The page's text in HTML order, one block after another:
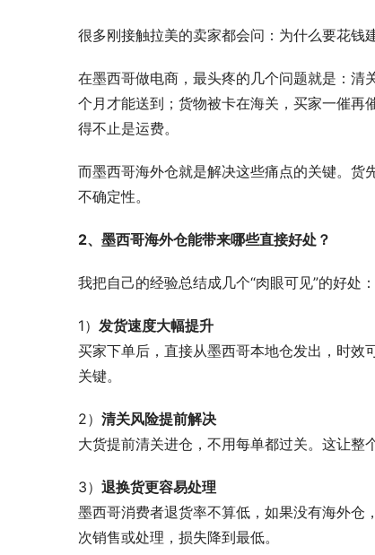
很多刚接触拉美的卖家都会问：为什么要花钱
在墨西哥做电商，最头疼的几个问题就是：清
个月才能送到；货物被卡在海关，买家一催再
得不止是运费。
而墨西哥海外仓就是解决这些痛点的关键。货
不确定性。
2、墨西哥海外仓能带来哪些直接好处？
我把自己的经验总结成几个“肉眼可见”的好处：
1） 发货速度大幅提升
买家下单后，直接从墨西哥本地仓发出，时
关键。
2） 清关风险提前解决
大货提前清关进仓，不用每单都过关。这让整
3） 退换货更容易处理
墨西哥消费者退货率不算低，如果没有海外仓
次销售或处理，损失降到最低。